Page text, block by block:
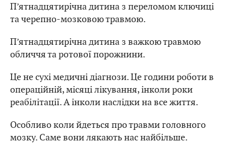
П’ятнадцятирічна дитина з переломом ключиці
та черепно-мозковою травмою.
П’ятнадцятирічна дитина з важкою травмою
обличчя та ротової порожнини.
Це не сухі медичні діагнози. Це години роботи в
операційній, місяці лікування, інколи роки
реабілітації. А інколи наслідки на все життя.
Особливо коли йдеться про травми головного
мозку. Саме вони лякають нас найбільше.